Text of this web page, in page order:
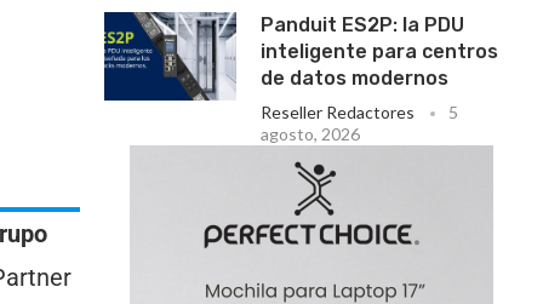
Panduit ES2P: la PDU
inteligente para centros
de datos modernos
Reseller Redactores
5
agosto, 2026